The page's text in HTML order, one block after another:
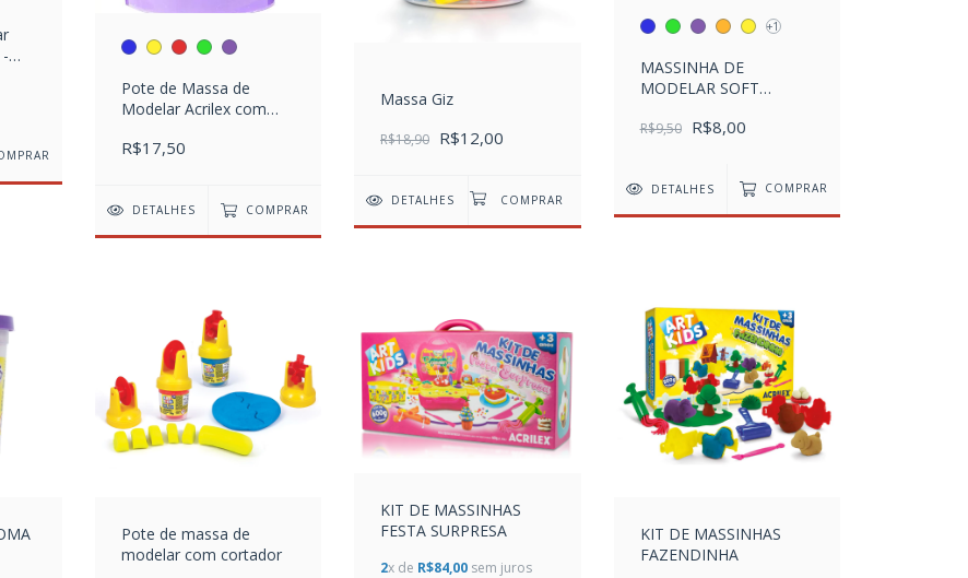
Pote de Massa de
Modelar Acrilex com
R$17,50
DETALHES COMPRAR
Massa Giz
R$18,90 R$12,00
DETALHES
+1
MASSINHA DE
MODELAR SOFT
R$9,50 R$8,00
DETALHES COMPRAR
Pote de massa de
modelar com cortador
KIT DE MASSINHAS
FESTA SURPRESA
2x de R$84,00 sem juros
KIT DE MASSINHAS
FAZENDINHA